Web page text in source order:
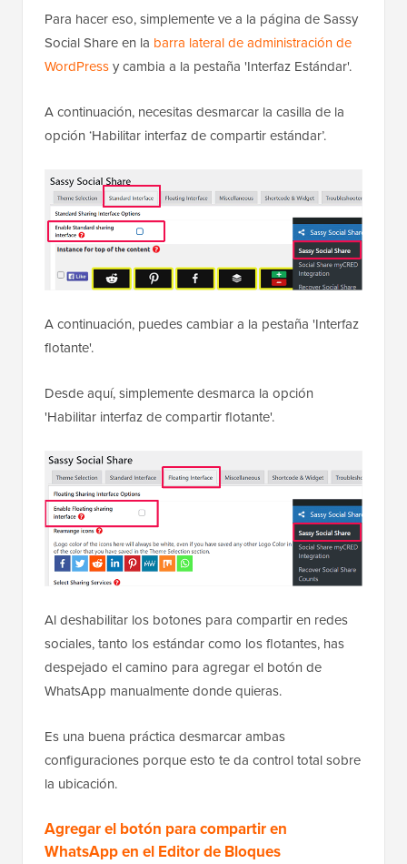
Para hacer eso, simplemente ve a la página de Sassy
Social Share en la barra lateral de administración de
WordPressy cambia a la pestaña 'Interfaz Estándar'.
A continuación, necesitas desmarcar la casilla de la
opción ‘Habilitar interfaz de compartir estándar’.
A continuación, puedes cambiar a la pestaña 'Interfaz
flotante'.
Desde aquí, simplemente desmarca la opción
'Habilitar interfaz de compartir flotante'.
Al deshabilitar los botones para compartir en redes
sociales, tanto los estándar como los flotantes, has
despejado el camino para agregar el botón de
WhatsApp manualmente donde quieras.
Es una buena práctica desmarcar ambas
configuraciones porque esto te da control total sobre
la ubicación.
Agregar el botón para compartir en
WhatsApp en el Editor de Bloques